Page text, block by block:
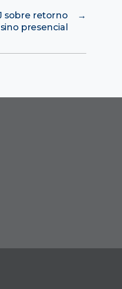
→
sobre retorno
presencial